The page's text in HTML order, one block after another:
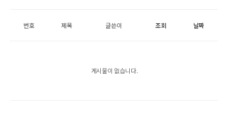
번호 제목 글쓴이 조회 날짜
게시물이 없습니다.